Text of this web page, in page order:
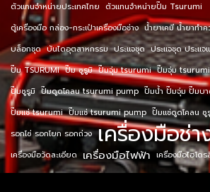
ตัวแทนจำหน่ายประเทศไทย ตัวแทนจำหน่ายปั๊ม Tsurumi
ตู้เครื่องมือ กล่อง-กระเป๋าเครื่องมือช่าง น้ำยาเคมี น้ำยาทำ
บล็อกชุด บันไดอุตสาหกรรม ประแจชุด ประแจชุด ประแ
ปั๊ม TSURUMI ปั๊ม ซูรูมิ ปั๊มจุ่ม tsurumi ปั๊มจุ่ม
ปั๊มซูรูมิ ปั๊มดูดโคลน tsurumi pump ปั๊มน้ำ ปั๊มจุ่ม ปั๊มบ
ปั๊มแช่ tsurumi ปั๊มแช่ tsurumi pump ปั๊มแช่ดูดโคลน ซู
รอกโซ่ รอกโยก รอกถ่วง เครื่องมือช่า
เครื่องมือวัดละเอียด เครื่องมือไฟฟ้า เครื่องมือไฮโดร